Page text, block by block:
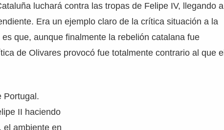
luchará contra las tropas de Felipe IV, llegando a
Era un ejemplo claro de la crítica situación a la
que, aunque finalmente la rebelión catalana fue
de Olivares provocó fue totalmente contrario al que el
Portugal.
II haciendo
el ambiente en